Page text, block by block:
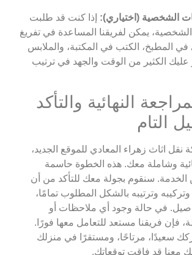
الشخصية (اختياري): إذا كنت قد طلبت
يمكن لفريقنا المساعدة في تفريغ
في المطبخ، الكتب في المكتبة، والملابس
عليك الكثير من الوقت والجهد في ترتيب
6: المراجعة النهائية والتأكد
التام
اثاث زهراء المعادي للموقع الجديد،
وشاملة معك. هذه الخطوة حاسمة
سنقوم بجولة معك للتأكد من أن
وترتيبه بالشكل المطلوب تمامًا،
في حالة وجود أي ملاحظات أو
فإن فريقنا مستعد للتعامل معها فورًا.
سعيدًا، مرتاحًا، ومستقرًا في منزلك
معنا قد فاقت توقعاتك.